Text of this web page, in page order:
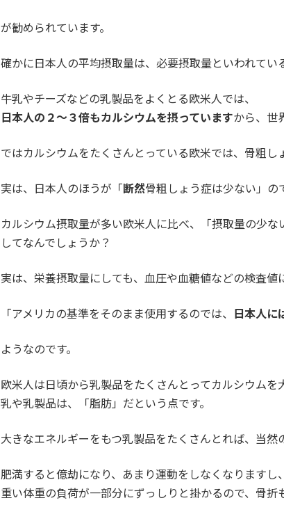
が勧められています。
確かに日本人の平均摂取量は、必要摂取量といわれて
牛乳やチーズなどの乳製品をよくとる欧米人では、
日本人の２～３倍もカルシウムを摂っていますから、世
ではカルシウムをたくさんとっている欧米では、骨粗し
実は、日本人のほうが「断然骨粗しょう症は少ない」の
カルシウム摂取量が多い欧米人に比べ、「摂取量の少
してなんでしょうか？
実は、栄養摂取量にしても、血圧や血糖値などの検査値
「アメリカの基準をそのまま使用するのでは、 日本人に
ようなのです。
欧米人は日頃から乳製品をたくさんとってカルシウム
乳や乳製品は、「脂肪」だという点です。
大きなエネルギーをもつ乳製品をたくさんとれば、当然
肥満すると億劫になり、あまり運動をしなくなります
重い体重の負荷が一部分にずっしりと掛かるので、骨折